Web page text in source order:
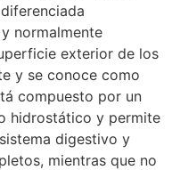
normalmente
exterior de los
y se conoce como
compuesto por un
hidrostático y permite
digestivo y
mientras que no